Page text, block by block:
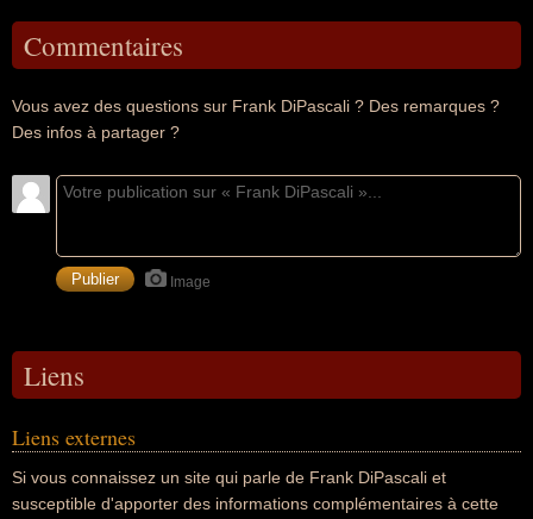
Commentaires
Vous avez des questions sur Frank DiPascali ? Des remarques ?
Des infos à partager ?
Image
Liens
Liens externes
Si vous connaissez un site qui parle de Frank DiPascali et
susceptible d'apporter des informations complémentaires à cette